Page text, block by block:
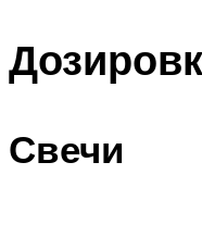
Свечи